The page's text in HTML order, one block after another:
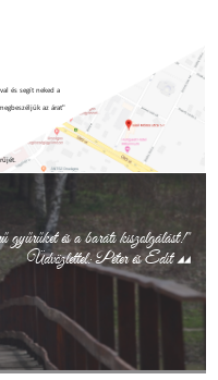
és segít neked a
az árat"
gyűrűket és a baráti kiszolgálást!"
Üdvözlettel: Péter és Edit